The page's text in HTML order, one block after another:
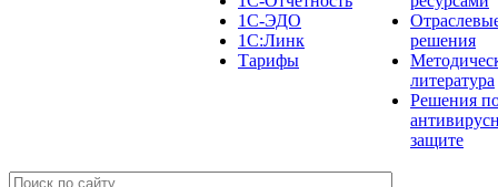
1С-ЭДО
1С:Линк
Тарифы
решения
литература
Решения
защите